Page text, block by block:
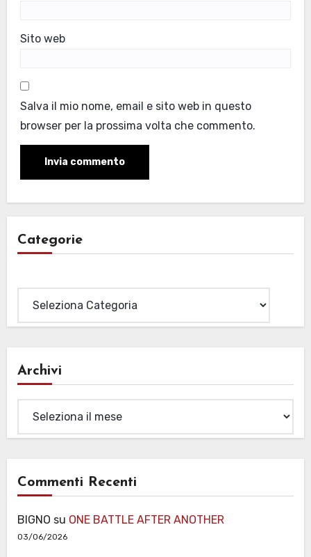
Sito web
Salva il mio nome, email e sito web in questo
browser per la prossima volta che commento.
Categorie
Archivi
Commenti Recenti
BIGNO su ONE BATTLE AFTER ANOTHER
03/06/2026